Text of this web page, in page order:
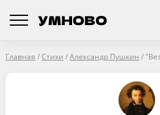
Главная /Стихи /Александр Пушкин /